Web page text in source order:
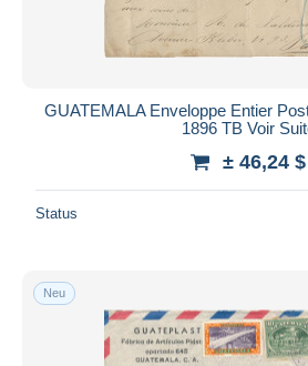
GUATEMALA Enveloppe Entier
1896 TB Voir
± 46,24 $
Status
Neu